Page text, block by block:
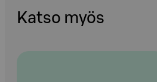
Katso myös